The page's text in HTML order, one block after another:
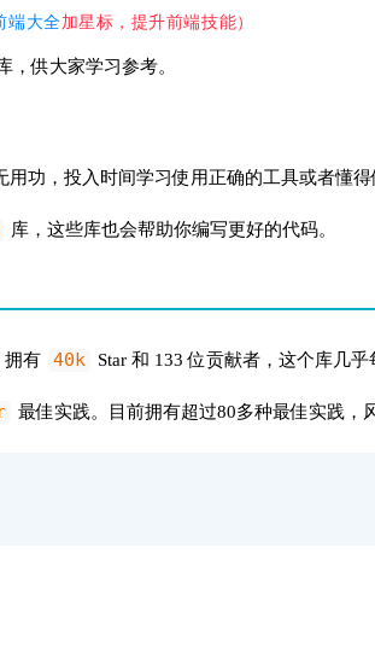
端大全加星标，提升前端技能）
，供大家学习参考。
功，投入时间学习使用正确的工具或者懂
库，这些库也会帮助你编写更好的代码。
拥有 40k Star 和 133 位贡献者，这个库几
最佳实践。目前拥有超过80多种最佳实践，